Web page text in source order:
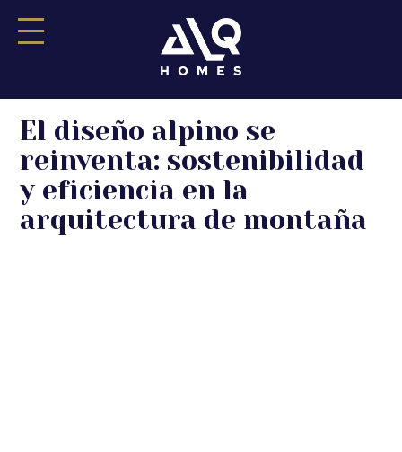
contenido
El diseño alpino se
reinventa: sostenibilidad
y eficiencia en la
arquitectura de montaña